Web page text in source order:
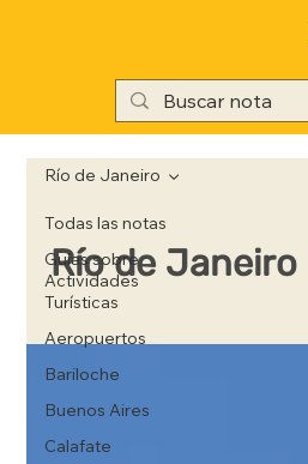
Todas las notas
Guías sobre
Actividades
Turísticas
Aeropuertos
Bariloche
Buenos Aires
Calafate
Río de Janeiro
Río de Janeiro